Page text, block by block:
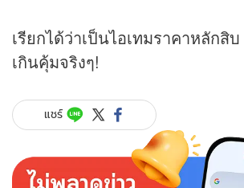
เรียกได้ว่าเป็นไอเทมราคาหลักสิ
เกินคุ้มจริงๆ!
แชร์